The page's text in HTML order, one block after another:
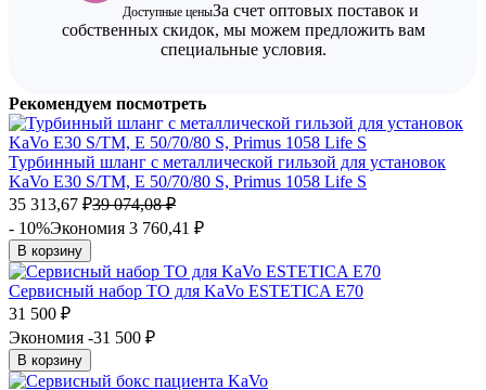
Доступные ценыЗа счет оптовых поставок и
собственных скидок, мы можем предложить вам
специальные условия.
Рекомендуем посмотреть
Турбинный шланг с металлической гильзой для установок
KaVo E30 S/TM, Е 50/70/80 S, Primus 1058 Life S
35 313,67 ₽39 074,08 ₽
- 10%Экономия 3 760,41 ₽
В корзину
Cервисный набор ТО для KaVo ESTETICA E70
31 500 ₽
Экономия -31 500 ₽
В корзину